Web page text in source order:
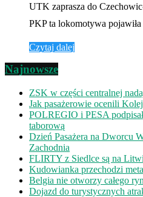
UTK zaprasza do
PKP ta lokomotywa
Czytaj dalej
Najnowsze
ZSK w części centralnej
Jak pasażerowie ocenili
POLREGIO i PESA
taborową
Dzień Pasażera na Dworcu
Zachodnia
FLIRTY z Siedlce są na
Kudowianka przechodzi
Belgia nie otworzy całego
Dojazd do turystycznych